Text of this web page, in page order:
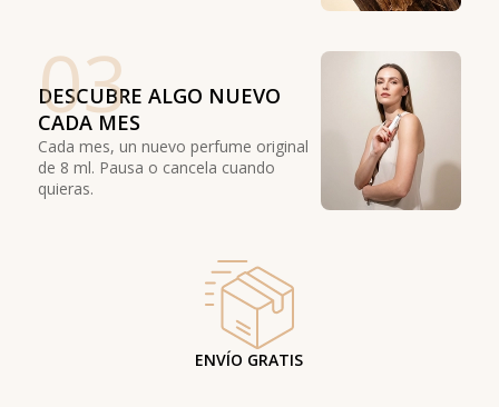
03
DESCUBRE ALGO NUEVO
CADA MES
Cada mes, un nuevo perfume original
de 8 ml. Pausa o cancela cuando
quieras.
ENVÍO GRATIS